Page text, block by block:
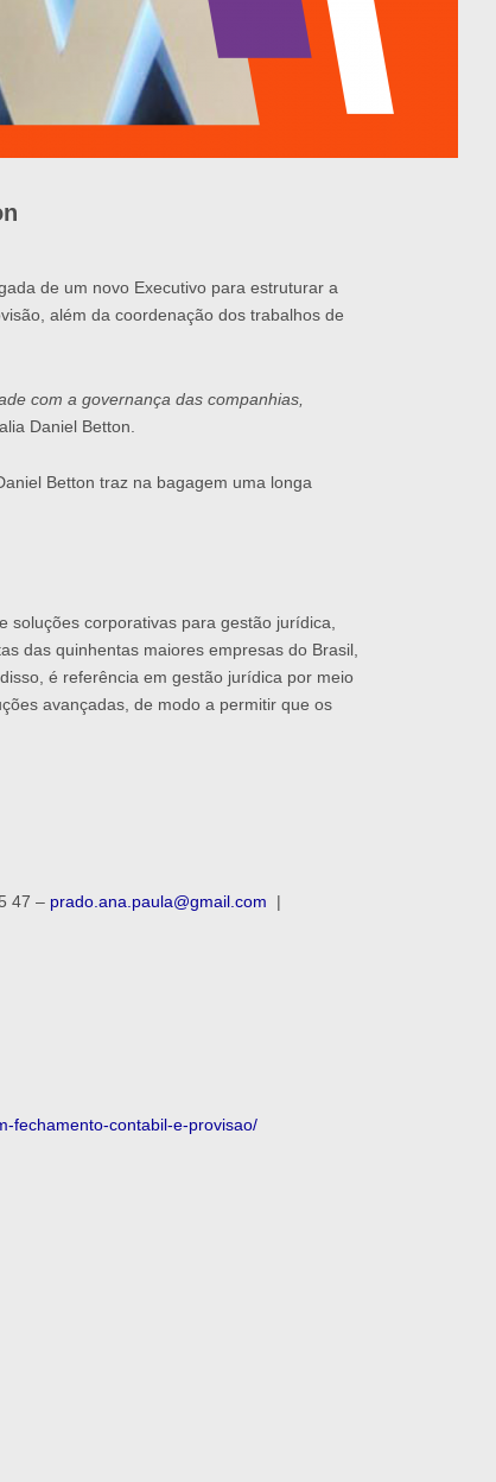
de um novo Executivo para estruturar a
além da coordenação dos trabalhos de
com a governança das companhias,
Daniel Betton.
Betton traz na bagagem uma longa
corporativas para gestão jurídica,
das quinhentas maiores empresas do Brasil,
é referência em gestão jurídica por meio
avançadas, de modo a permitir que os
47 – prado.ana.paula@gmail.com |
fechamento-contabil-e-provisao/